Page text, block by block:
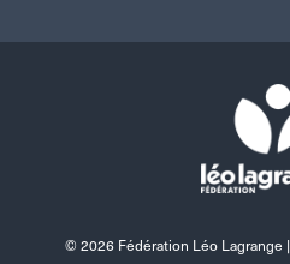
© 2026 Fédération Léo Lagrange |